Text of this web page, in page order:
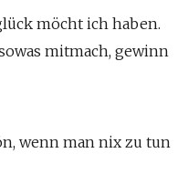
möcht ich haben.
mitmach, gewinn
wenn man nix zu tun